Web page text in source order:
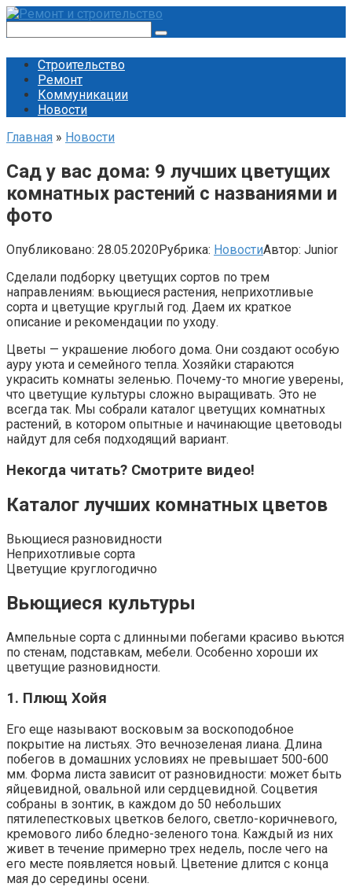
Перейти
контенту
Строительство
Ремонт
Коммуникации
Новости
Главная » Новости
Сад у вас дома: 9 лучших цветущих
комнатных растений с названиями и
фото
Опубликовано: 28.05.2020Рубрика: НовостиАвтор: Junior
Сделали подборку цветущих сортов по трем
направлениям: вьющиеся растения, неприхотливые
сорта и цветущие круглый год. Даем их краткое
описание и рекомендации по уходу.
Цветы — украшение любого дома. Они создают особую
ауру уюта и семейного тепла. Хозяйки стараются
украсить комнаты зеленью. Почему-то многие уверены,
что цветущие культуры сложно выращивать. Это не
всегда так. Мы собрали каталог цветущих комнатных
растений, в котором опытные и начинающие цветоводы
найдут для себя подходящий вариант.
Некогда читать? Смотрите видео!
Каталог лучших комнатных цветов
Вьющиеся разновидности
Неприхотливые сорта
Цветущие круглогодично
Вьющиеся культуры
Ампельные сорта с длинными побегами красиво вьются
по стенам, подставкам, мебели. Особенно хороши их
цветущие разновидности.
1. Плющ Хойя
Его еще называют восковым за воскоподобное
покрытие на листьях. Это вечнозеленая лиана. Длина
побегов в домашних условиях не превышает 500-600
мм. Форма листа зависит от разновидности: может быть
яйцевидной, овальной или сердцевидной. Соцветия
собраны в зонтик, в каждом до 50 небольших
пятилепестковых цветков белого, светло-коричневого,
кремового либо бледно-зеленого тона. Каждый из них
живет в течение примерно трех недель, после чего на
его месте появляется новый. Цветение длится с конца
мая до середины осени.